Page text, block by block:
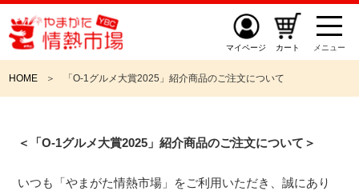
マイページ カート メニュー
HOME 「O-1グルメ大賞2025」紹介商品のご注文について
＜「O-1グルメ大賞2025」紹介商品のご注文について＞
いつも「やまがた情熱市場」をご利用いただき、誠にあり